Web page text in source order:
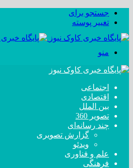
جستجو برای
تغییر پوسته
منو
اجتماعی
اقتصادی
بین الملل
تصویر 360
چند رسانه‌ای
گزارش تصویری
ویدئو
علم و فناوری
فرهنگی